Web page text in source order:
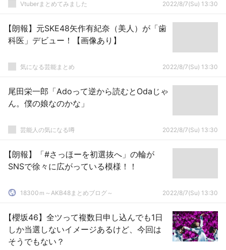
Vtuberまとめてみました 2022/8/7(Su) 13:30
【朗報】元SKE48矢作有紀奈（美人）が「歯
科医」デビュー！【画像あり】
気になる芸能まとめ 2022/8/7(Su) 13:30
尾田栄一郎「Adoって逆から読むとOdaじゃ
ん。僕の娘なのかな」
芸能人の気になる噂 2022/8/7(Su) 13:30
【朗報】「#さっほーを初選抜へ」の輪が
SNSで徐々に広がっている模様！！
18300ｍ～AKB48まとめブログ～ 2022/8/7(Su) 13:30
【櫻坂46】全ツって複数日申し込んでも1日
しか当選しないイメージあるけど、今回は
そうでもない？